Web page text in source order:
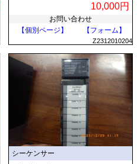
10,000円
お問い合わせ
【個別ページ】
【フォーム】
Z2312010204
シーケンサー